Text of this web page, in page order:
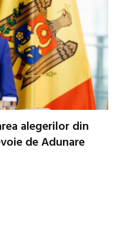
alegerilor din
de Adunare